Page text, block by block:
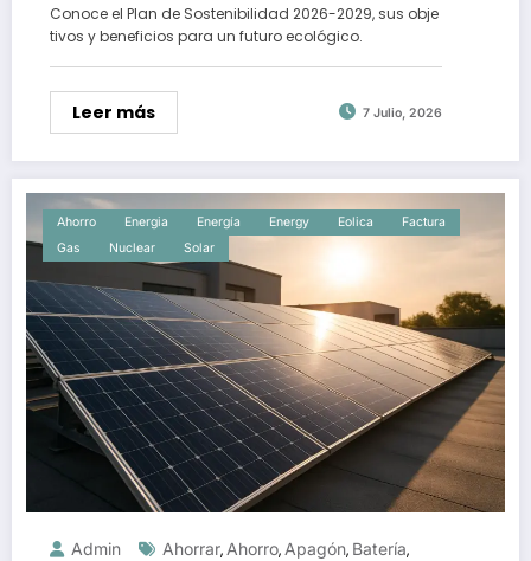
Conoce el Plan de Sostenibilidad 2026-2029, sus obje
tivos y beneficios para un futuro ecológico.
Leer más 7 Julio, 2026
Ahorro Energia Energía Energy Eolica
Factura
Gas
Nuclear Solar
Admin Ahorrar, Ahorro, Apagón, Batería,